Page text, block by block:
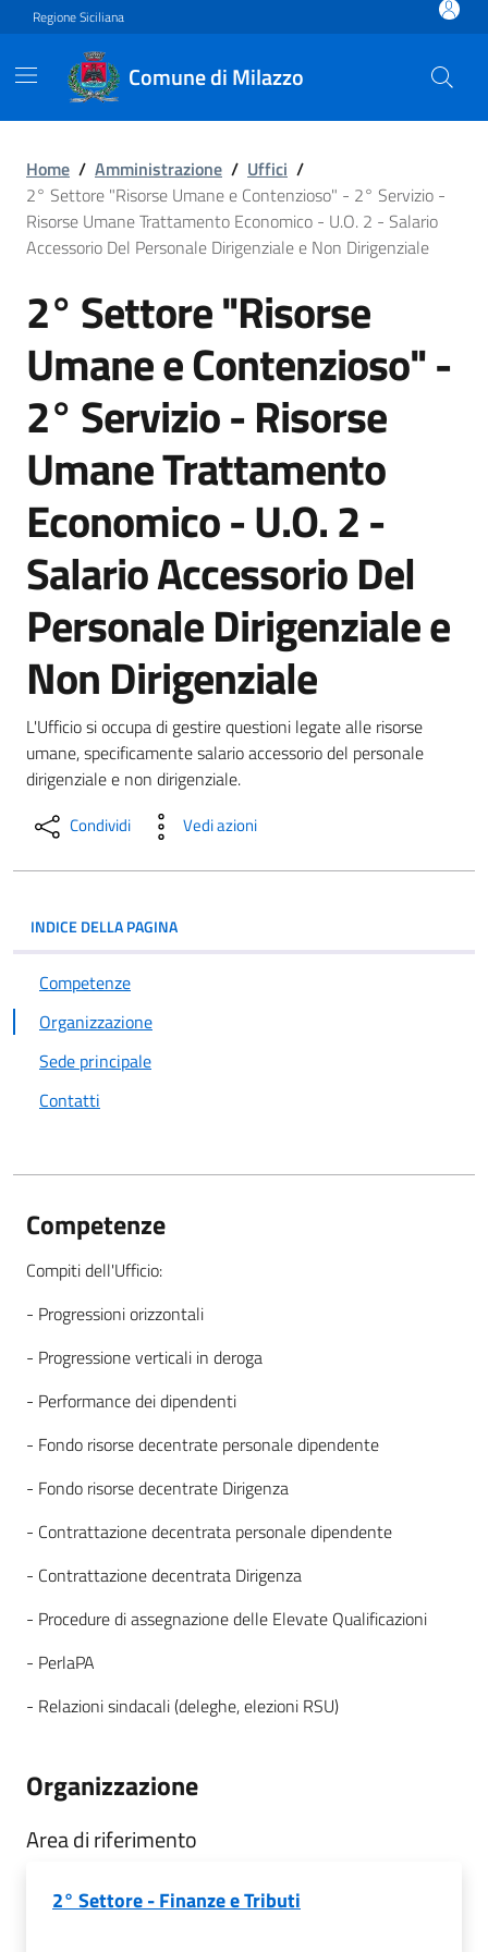
Vai ai contenuti
Vai al footer
Regione Siciliana
Comune di Milazzo
2° Settore "Risorse
Home / Amministrazione / Uffici /
2° Settore "Risorse Umane e Contenzioso" - 2° Servizio -
Risorse Umane Trattamento Economico - U.O. 2 - Salario
Accessorio Del Personale Dirigenziale e Non Dirigenziale
2° Settore "Risorse
Umane e Contenzioso" -
2° Servizio - Risorse
Umane Trattamento
Economico - U.O. 2 -
Salario Accessorio Del
Personale Dirigenziale e
Non Dirigenziale
L'Ufficio si occupa di gestire questioni legate alle risorse
umane, specificamente salario accessorio del personale
dirigenziale e non dirigenziale.
Condividi Vedi azioni
INDICE DELLA PAGINA
Competenze
Organizzazione
Sede principale
Contatti
Competenze
Compiti dell'Ufficio:
- Progressioni orizzontali
- Progressione verticali in deroga
- Performance dei dipendenti
- Fondo risorse decentrate personale dipendente
- Fondo risorse decentrate Dirigenza
- Contrattazione decentrata personale dipendente
- Contrattazione decentrata Dirigenza
- Procedure di assegnazione delle Elevate Qualificazioni
- PerlaPA
- Relazioni sindacali (deleghe, elezioni RSU)
Organizzazione
Area di riferimento
2° Settore - Finanze e Tributi